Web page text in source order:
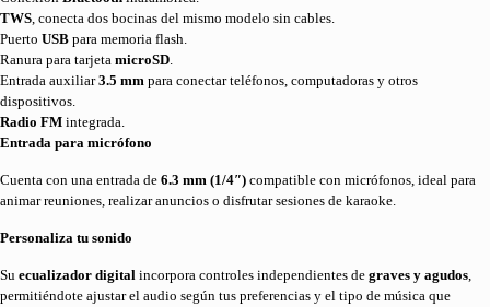
TWS, conecta dos bocinas del mismo modelo sin cables.
Puerto USB para memoria flash.
Ranura para tarjeta microSD.
Entrada auxiliar3.5 mm para conectar teléfonos, computadoras y otros
dispositivos.
Radio FM integrada.
Entrada para micrófono
Cuenta con una entrada de 6.3 mm (1/4″) compatible con micrófonos, ideal para
animar reuniones, realizar anuncios o disfrutar sesiones de karaoke.
Personaliza tu sonido
Su ecualizador digital incorpora controles independientes de graves y agudos,
permitiéndote ajustar el audio según tus preferencias y el tipo de música que